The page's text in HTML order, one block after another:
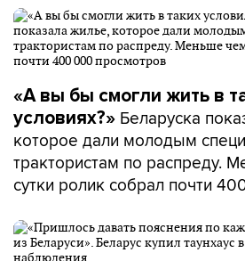
«А вы бы смогли жить в
условиях?» Беларуска
которое дали молодым
трактористам по распреду.
сутки ролик собрал почти